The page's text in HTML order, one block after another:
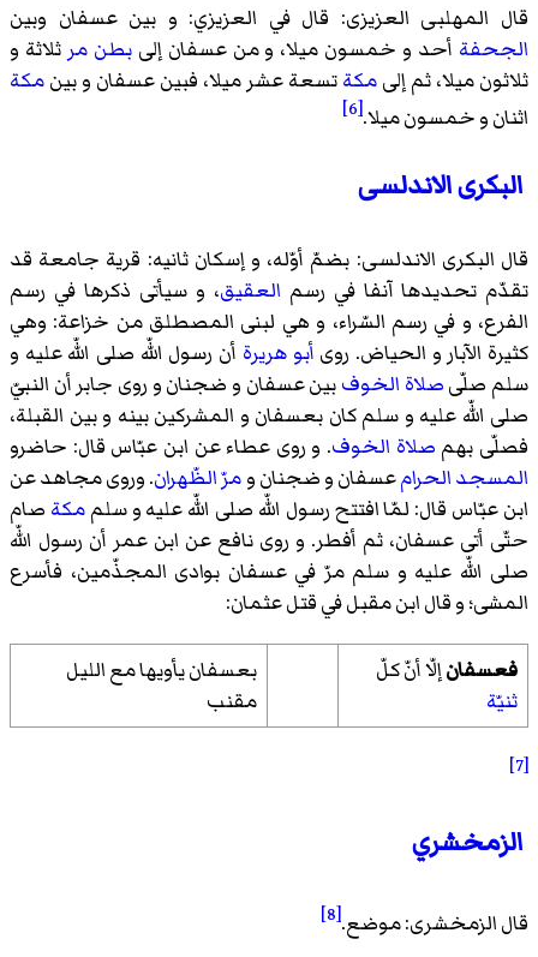
قال المهلبی العزیزی: قال في العزيزي: و بين عسفان وبين
الجحفة أحد و خمسون ميلا، و من عسفان إلىبطن مر ثلاثة و
ثلاثون ميلا، ثم إلىمكةتسعة عشر ميلا، فبين عسفان و بينمكة
اثنان و خمسون ميلا.[6]
البکری الاندلسی
قال البکری الاندلسی: بضمّ أوّله، و إسكان ثانيه: قرية جامعة قد
تقدّم تحديدها آنفا في رسم العقيق، و سيأتى ذكرها في رسم
الفرع، و في رسم السّراء، و هي لبنى المصطلق من خزاعة: وهي
كثيرة الآبار و الحياض. روى أبو هريرة أن رسول اللّه صلى اللّه عليه و
سلم صلّىصلاة الخوفبين عسفان و ضجنان و روى جابر أن النبيّ
صلى اللّه عليه و سلم كان بعسفان و المشركين بينه و بين القبلة،
فصلّى بهم صلاة الخوف. و روى عطاء عن ابن عبّاس قال: حاضرو
المسجد الحرامعسفان و ضجنان ومرّ الظّهران. وروى مجاهد عن
ابن عبّاس قال: لمّا افتتح رسول اللّه صلى اللّه عليه و سلممكة صام
حتّى أتى عسفان، ثم أفطر. و روى نافع عن ابن عمر أن رسول اللّه
صلى اللّه عليه و سلم مرّ في عسفان بوادى المجذّمين، فأسرع
المشى؛ و قال ابن مقبل في قتل عثمان:
فعسفانإلّا أنّ كلّ
ثنيّة
بعسفان يأويها مع الليل
مقنب
[7]
الزمخشري
قال الزمخشری: موضع.[8]